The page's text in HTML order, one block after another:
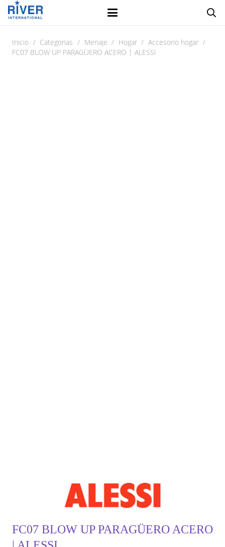
Inicio / Categorias / Menaje / Hogar / Accesorio hogar /
FC07 BLOW UP PARAGÜERO ACERO | ALESSI
FC07 BLOW UP PARAGÜERO ACERO